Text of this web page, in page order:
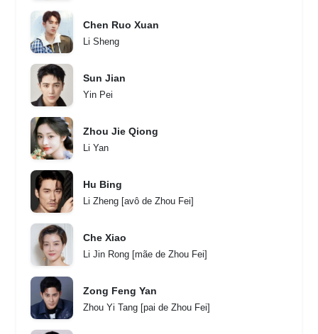
Chen Ruo Xuan
Li Sheng
Sun Jian
Yin Pei
Zhou Jie Qiong
Li Yan
Hu Bing
Li Zheng [avô de Zhou Fei]
Che Xiao
Li Jin Rong [mãe de Zhou Fei]
Zong Feng Yan
Zhou Yi Tang [pai de Zhou Fei]